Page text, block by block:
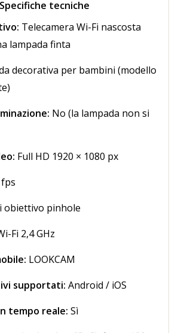
Specifiche tecniche
Telecamera Wi-Fi nascosta
lampada finta
decorativa per bambini (modello
No (la lampada non si
Full HD 1920 × 1080 px
obiettivo pinhole
Fi 2,4 GHz
LOOKCAM
supportati: Android / iOS
tempo reale: Sì